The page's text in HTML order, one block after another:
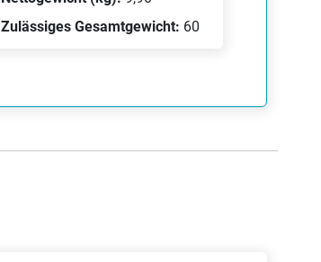
Zulässiges Gesamtgewicht: 60